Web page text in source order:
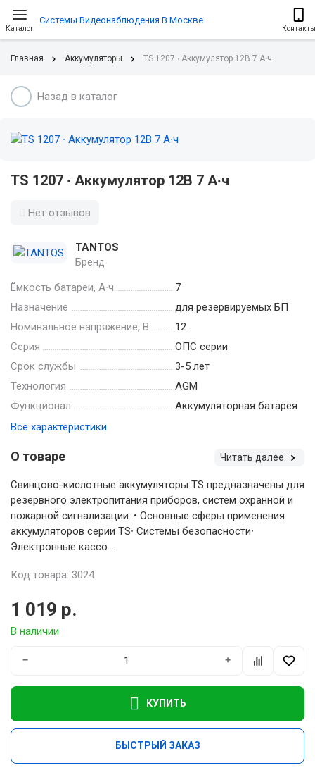
Каталог
Системы Видеонаблюдения В Москве
Контакты
Главная Аккумуляторы TS 1207 ∙ Аккумулятор 12В 7 А∙ч
Назад в каталог
TS 1207 ∙ Аккумулятор 12В 7 А∙ч
Нет отзывов
TANTOS
Бренд
Ёмкость батареи, А∙ч
7
Назначение
для резервируемых БП
Номинальное напряжение, В
12
Серия
ОПС серии
Срок службы
3-5 лет
Технология
AGM
Функционал
Аккумуляторная батарея
Все характеристики
О товаре Читать далее
Свинцово-кислотные аккумуляторы TS предназначены для
резервного электропитания приборов, систем охранной и
пожарной сигнализации. • Основные сферы применения
аккумуляторов серии TS∙ Системы безопасности∙
Электронные кассо...
Код товара: 3024
1 019 р.
В наличии
− +
КУПИТЬ
БЫСТРЫЙ ЗАКАЗ